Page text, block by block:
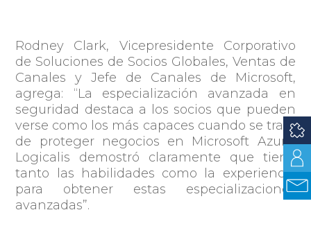
Rodney Clark, Vicepresidente Corporativo
de Soluciones de Socios Globales, Ventas de
Canales y Jefe de Canales de Microsoft,
agrega: “La especialización avanzada en
seguridad destaca a los socios que pueden
verse como los más capaces cuando se trata
de proteger negocios en Microsoft Azure.
Logicalis demostró claramente que tiene
tanto las habilidades como la experiencia
para obtener estas especializaciones
avanzadas”.